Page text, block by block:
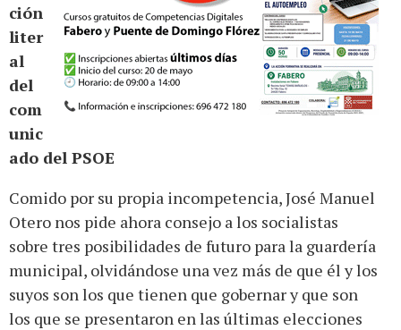
ción
liter
al
del
com
unic
ado del PSOE
Comido por su propia incompetencia, José Manuel
Otero nos pide ahora consejo a los socialistas
sobre tres posibilidades de futuro para la guardería
municipal, olvidándose una vez más de que él y los
suyos son los que tienen que gobernar y que son
los que se presentaron en las últimas elecciones